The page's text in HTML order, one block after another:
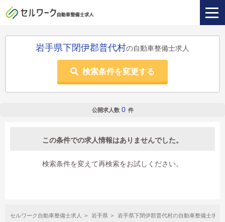
岩手県下閉伊郡普代村の自動車整備士求人
検索条件を変更する
公開求人数 0 件
この条件での求人情報はありませんでした。
検索条件を変えて再検索をお試しください。
セルワーク自動車整備士求人 岩手県 岩手県下閉伊郡普代村の自動車整備士求人